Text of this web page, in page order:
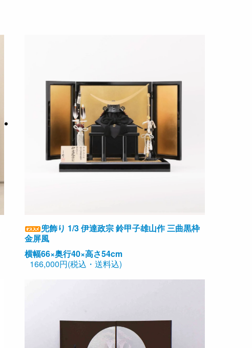
兜飾り 1/3 伊達政宗 鈴甲子雄山作 三曲黒枠
金屏風
横幅66×奥行40×高さ54cm
166,000円(税込・送料込)